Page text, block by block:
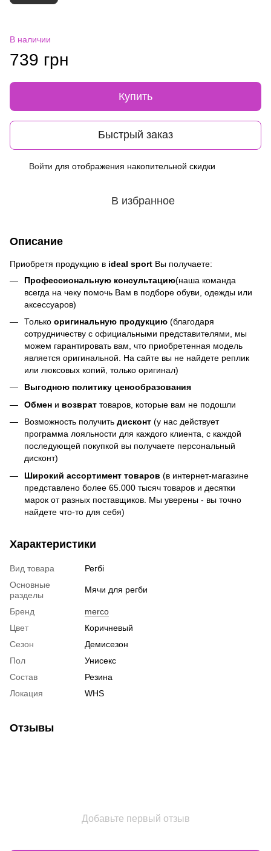
В наличии
739 грн
Купить
Быстрый заказ
Войти для отображения накопительной скидки
В избранное
Описание
Приобретя продукцию в ideal sport Вы получаете:
Профессиональную консультацию(наша команда
всегда на чеку помочь Вам в подборе обуви, одежды или
аксессуаров)
Только оригинальную продукцию (благодаря
сотрудничеству с официальными представителями, мы
можем гарантировать вам, что приобретенная модель
является оригинальной. На сайте вы не найдете реплик
или люксовых копий, только оригинал)
Выгодною политику ценообразования
Обмен и возврат товаров, которые вам не подошли
Возможность получить дисконт (у нас действует
программа лояльности для каждого клиента, с каждой
последующей покупкой вы получаете персональный
дисконт)
Широкий ассортимент товаров (в интернет-магазине
представлено более 65.000 тысяч товаров и десятки
марок от разных поставщиков. Мы уверены - вы точно
найдете что-то для себя)
Характеристики
Вид товара
Регбі
Основные
разделы
Мячи для регби
Бренд
merco
Цвет
Коричневый
Сезон
Демисезон
Пол
Унисекс
Состав
Резина
Локация
WHS
Отзывы
Добавьте первый отзыв